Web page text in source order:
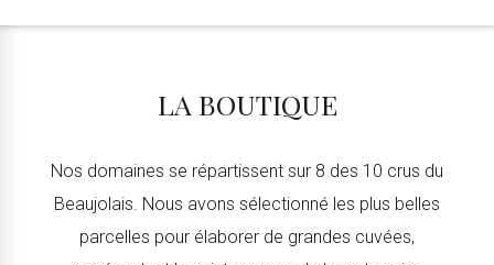
LA BOUTIQUE
Nos domaines se répartissent sur 8 des 10 crus du
Beaujolais. Nous avons sélectionné les plus belles
parcelles pour élaborer de grandes cuvées,